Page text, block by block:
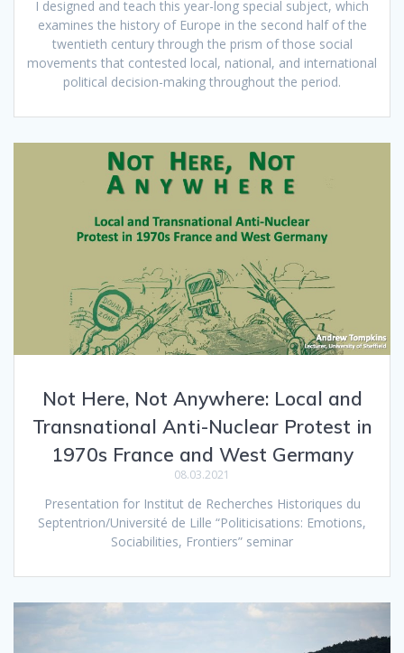
I designed and teach this year-long special subject, which
examines the history of Europe in the second half of the
twentieth century through the prism of those social
movements that contested local, national, and international
political decision-making throughout the period.
Not Here, Not Anywhere: Local and
Transnational Anti-Nuclear Protest in
1970s France and West Germany
08.03.2021
Presentation for Institut de Recherches Historiques du
Septentrion/Université de Lille “Politicisations: Emotions,
Sociabilities, Frontiers” seminar